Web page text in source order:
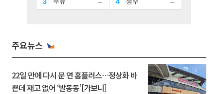
주요뉴스
22일 만에 다시 문 연 홈플러스…정상화 바
쁜데 재고 없어 ‘발동동’[가보니]